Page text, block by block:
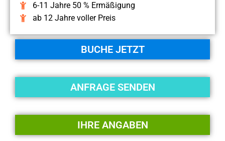
6-11 Jahre 50 % Ermäßigung
ab 12 Jahre voller Preis
BUCHE JETZT
ANFRAGE SENDEN
IHRE ANGABEN